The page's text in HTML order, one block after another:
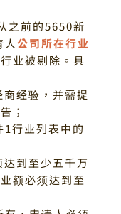
之前的5650新
公司所在行业
业被剔除。 具
经验，并需提
；
行业列表中的
到至少五千万
额必须达到至